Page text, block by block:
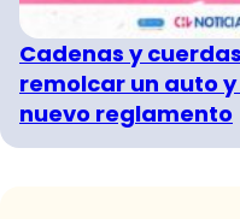
Cadenas y
remolcar un auto
nuevo reglamento